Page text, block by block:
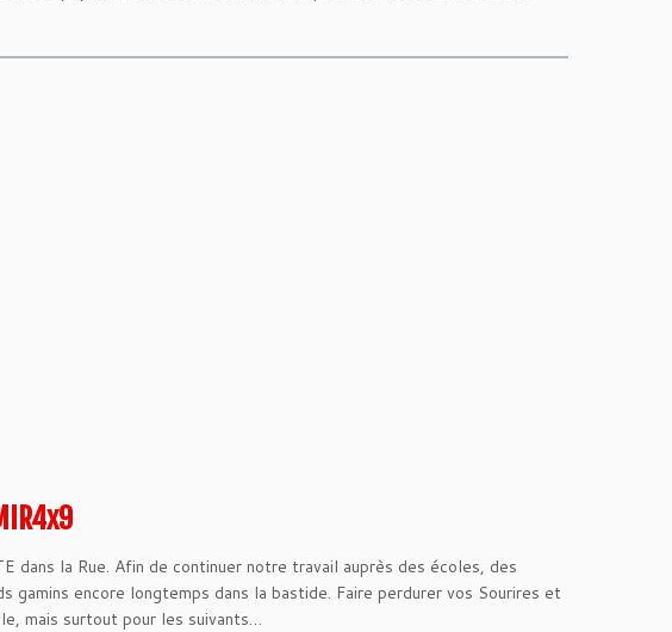
dans la Rue. Afin de continuer notre travail auprès des écoles, des
encore longtemps dans la bastide. Faire perdurer vos Sourires et
mais surtout pour les suivants…